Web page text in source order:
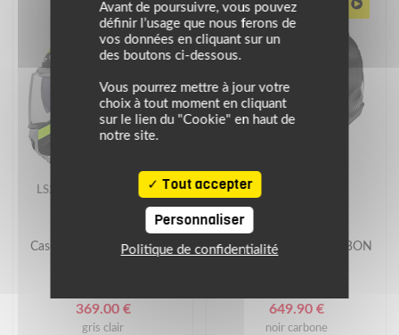
LS2
Casque FF910 ADVANT II
369.00 €
gris clair
VIDÉO TEST
HJC RPHA
Casque RPHA 91 CARBON
649.90 €
noir carbone
Avant de poursuivre, vous pouvez
définir l’usage que nous ferons de
vos données en cliquant sur un
des boutons ci-dessous.
Vous pourrez mettre à jour votre
choix à tout moment en cliquant
sur le lien du "Cookie" en haut de
notre site.
Tout accepter
Personnaliser
Politique de confidentialité